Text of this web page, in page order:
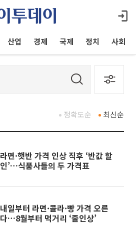
산업 경제 국제 정치 사회
최신순
정확도순
라면·햇반 가격 인상 직후 ‘반값 할
인’…식품사들의 두 가격표
내일부터 라면·콜라·빵 가격 오른
다…8월부터 먹거리 ‘줄인상’